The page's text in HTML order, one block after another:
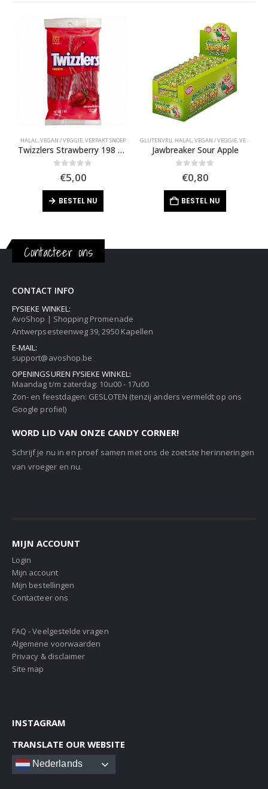
HALAL,VEGAN / VEGGIE,VERPAKT SNOEP
Twizzlers Strawberry 198 Gram
out of 5
€5,00
BESTEL NU
GLUTENVRIJ, HALAL,VEGAN / VEGGIE,VERPAKT SNOEP
Jawbreaker Sour Apple
out of 5
€0,80
BESTEL NU
Contacteer ons
CONTACT INFO
FYSIEKE WINKEL:
AvoShop | Shopping Promenade
Antwerpsesteenweg 39, 2950 Kapellen
E-MAIL:
support@avoshop.be
OPENINGSUREN FYSIEKE WINKEL:
Maandag t/m zaterdag: 10u00 - 17u00
Zon- en feestdagen: GESLOTEN (tenzij anders vermeldt op ons
Google profiel)
WORD LID VAN ONZE CANDY CORNER!
Schrijf je nu in en proef samen met ons de zoetste herinneringen
van vroeger en nu.
MIJN ACCOUNT
Login
Mijn account
Mijn bestellingen
Contacteer ons
FAQ - Veelgestelde vragen
Algemene voorwaarden
Privacy & disclaimer
Site map
INSTAGRAM
TRANSLATE OUR WEBSITE
Nederlands